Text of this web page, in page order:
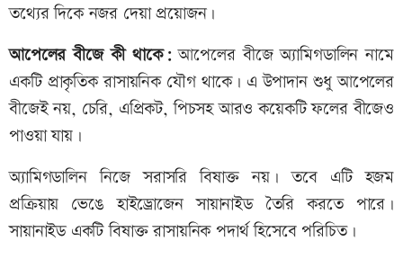
তথ্যের দিকে নজর দেয়া প্রয়োজন।
আপেলের বীজে কী থাকে:আপেলের বীজে অ্যামিগডালিন নামে
একটি প্রাকৃতিক রাসায়নিক যৌগ থাকে। এ উপাদান শুধু আপেলের
বীজেই নয়, চেরি, এপ্রিকট, পিচসহ আরও কয়েকটি ফলের বীজেও
পাওয়া যায়।
অ্যামিগডালিন নিজে সরাসরি বিষাক্ত নয়। তবে এটি হজম
প্রক্রিয়ায় ভেঙে হাইড্রোজেন সায়ানাইড তৈরি করতে পারে।
সায়ানাইড একটি বিষাক্ত রাসায়নিক পদার্থ হিসেবে পরিচিত।